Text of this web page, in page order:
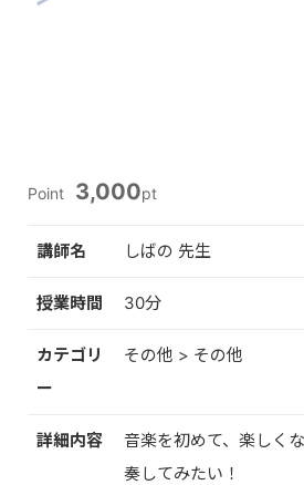
Point 3,000pt
講師名 しばの 先生
授業時間 30分
カテゴリ
ー
その他 > その他
詳細内容
音楽を初めて、楽しく
奏してみたい！